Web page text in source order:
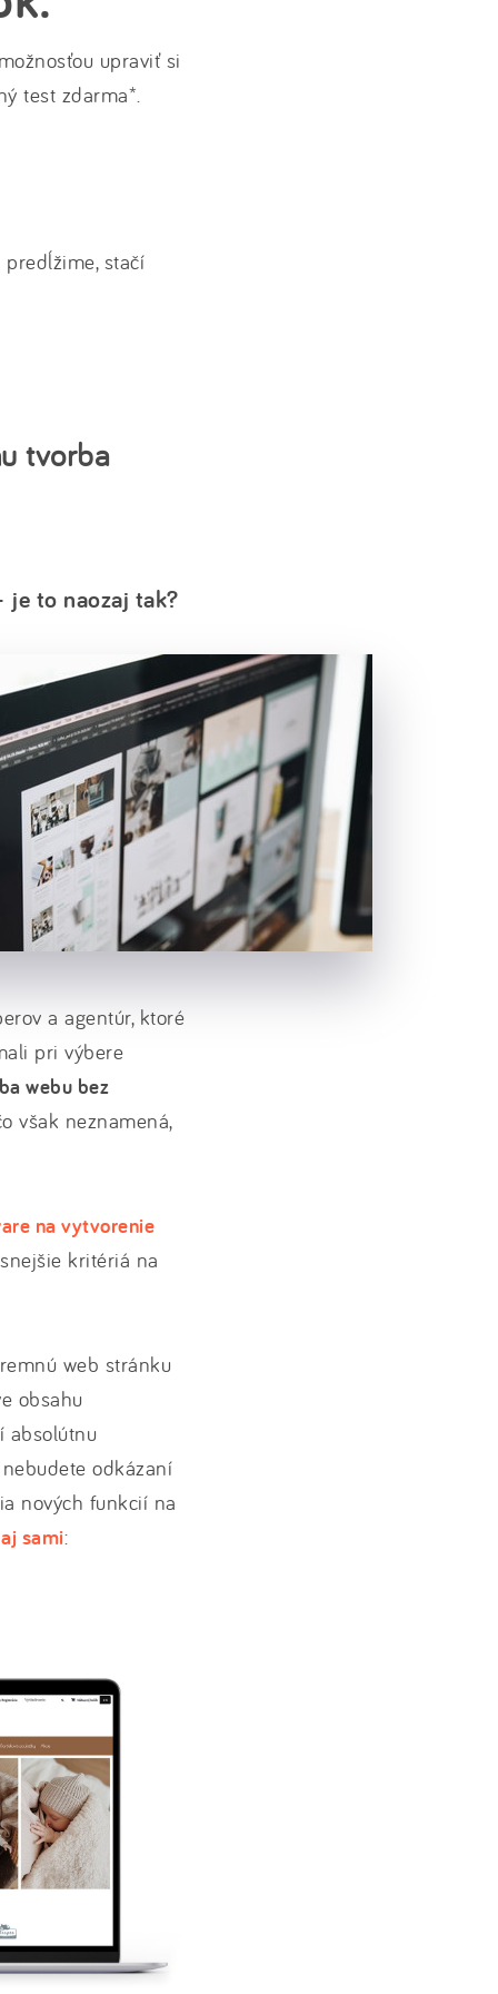
upraviť si
test zdarma*.
stačí
tvorba
je to naozaj tak?
a agentúr, ktoré
pri výbere
webu bez
však neznamená,
na vytvorenie
kritériá na
web stránku
obsahu
absolútnu
odkázaní
nových funkcií na
sami: